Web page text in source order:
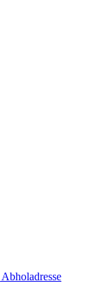
Abholadresse